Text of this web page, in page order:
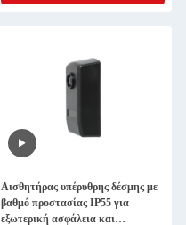
Αισθητήρας υπέρυθρης δέσμης με
βαθμό προστασίας IP55 για
εξωτερική ασφάλεια και